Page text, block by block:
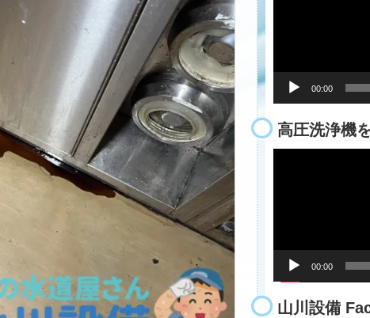
ー
00:00
高圧洗浄機
00:00
山川設備